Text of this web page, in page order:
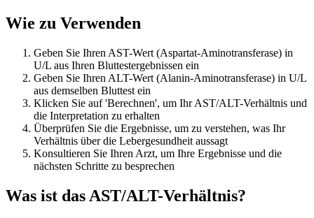
Wie zu Verwenden
Geben Sie Ihren AST-Wert (Aspartat-Aminotransferase) in
U/L aus Ihren Bluttestergebnissen ein
Geben Sie Ihren ALT-Wert (Alanin-Aminotransferase) in U/L
aus demselben Bluttest ein
Klicken Sie auf 'Berechnen', um Ihr AST/ALT-Verhältnis und
die Interpretation zu erhalten
Überprüfen Sie die Ergebnisse, um zu verstehen, was Ihr
Verhältnis über die Lebergesundheit aussagt
Konsultieren Sie Ihren Arzt, um Ihre Ergebnisse und die
nächsten Schritte zu besprechen
Was ist das AST/ALT-Verhältnis?